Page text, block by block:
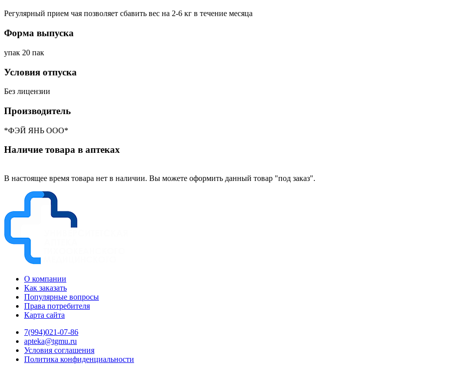
Регулярный прием чая позволяет сбавить вес на 2-6 кг в течение месяца
Форма выпуска
упак 20 пак
Условия отпуска
Без лицензии
Производитель
*ФЭЙ ЯНЬ ООО*
Наличие товара в аптеках
В настоящее время товара нет в наличии. Вы можете оформить данный товар "под заказ".
О компании
Как заказать
Популярные вопросы
Права потребителя
Карта сайта
7(994)021-07-86
apteka@tgmu.ru
Условия соглашения
Политика конфиденциальности